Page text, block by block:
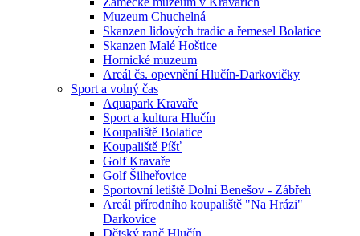
Muzeum Chuchelná
Skanzen lidových tradic a řemesel Bolatice
Skanzen Malé Hoštice
Hornické muzeum
Areál čs. opevnění Hlučín-Darkovičky
Sport a volný čas
Aquapark Kravaře
Sport a kultura Hlučín
Koupaliště Bolatice
Koupaliště Píšť
Golf Kravaře
Golf Šilheřovice
Sportovní letiště Dolní Benešov - Zábřeh
Areál přírodního koupaliště "Na Hrázi"
Darkovice
Dětský ranč Hlučín